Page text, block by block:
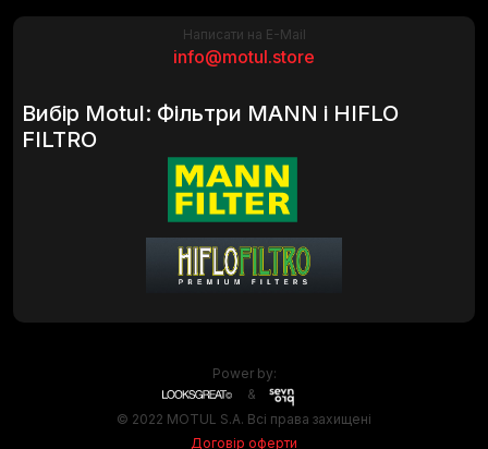
Написати на E-Mail
info@motul.store
Вибір Motul: Фільтри MANN і HIFLO
FILTRO
© 2022 MOTUL S.A. Всі права захищені
Договір оферти
Power by:
&